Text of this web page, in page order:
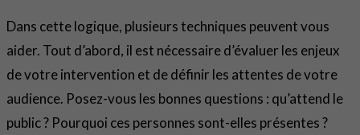
Dans cette logique, plusieurs techniques peuvent vous
aider. Tout d’abord, il est nécessaire d’évaluer les enjeux
de votre intervention et de définir les attentes de votre
audience. Posez-vous les bonnes questions : qu’attend le
public ? Pourquoi ces personnes sont-elles présentes ?